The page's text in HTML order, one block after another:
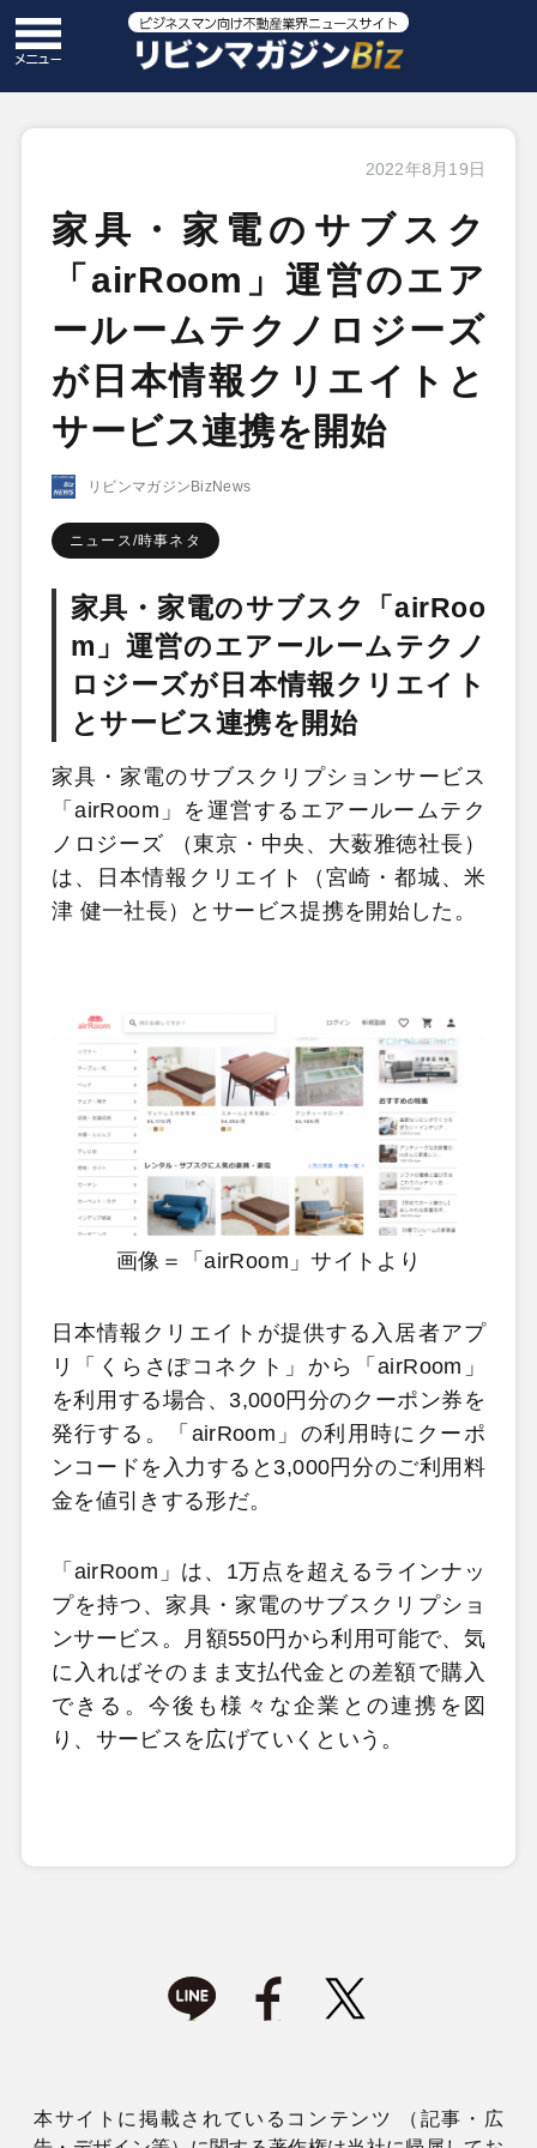
2022年8月19日
家具・家電のサブスク
「airRoom」運営のエア
ールームテクノロジーズ
が日本情報クリエイトと
サービス連携を開始
リビンマガジンBizNews
ニュース/時事ネタ
家具・家電のサブスク「airRoo
m」運営のエアールームテクノ
ロジーズが日本情報クリエイト
とサービス連携を開始
家具・家電のサブスクリプションサービス
「airRoom」を運営するエアールームテク
ノロジーズ （東京・中央、大薮雅徳社長）
は、日本情報クリエイト（宮崎・都城、米
津 健一社長）とサービス提携を開始した。
画像＝「airRoom」サイトより
日本情報クリエイトが提供する入居者アプ
リ「くらさぽコネクト」から「airRoom」
を利用する場合、3,000円分のクーポン券を
発行する。「airRoom」の利用時にクーポ
ンコードを入力すると3,000円分のご利用料
金を値引きする形だ。
「airRoom」は、1万点を超えるラインナッ
プを持つ、家具・家電のサブスクリプショ
ンサービス。月額550円から利用可能で、気
に入ればそのまま支払代金との差額で購入
できる。今後も様々な企業との連携を図
り、サービスを広げていくという。
本サイトに掲載されているコンテンツ （記事・広